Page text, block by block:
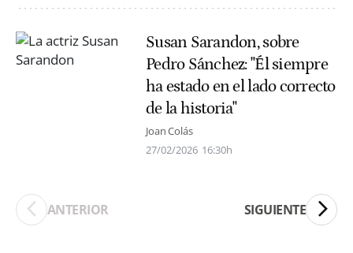
Susan Sarandon, sobre
Pedro Sánchez: "Él siempre
ha estado en el lado correcto
de la historia"
Joan Colás
27/02/2026 16:30h
ANTERIOR SIGUIENTE